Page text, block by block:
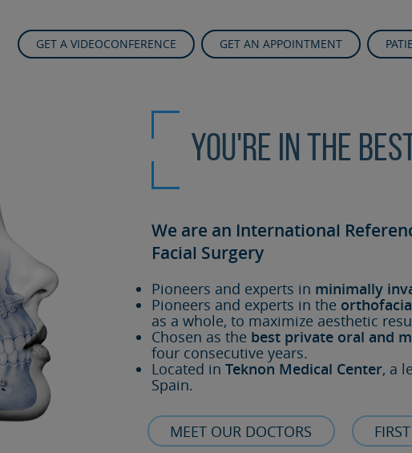
GET A VIDEOCONFERENCE GET AN APPOINTMENT
You're in the
We are an International
Facial Surgery
Pioneers and experts in minimally
Pioneers and experts in the
as a whole, to maximize aesthetic
Chosen as the best private oral and
four consecutive years.
Located inTeknon Medical Center, a
Spain.
MEET OUR DOCTORS